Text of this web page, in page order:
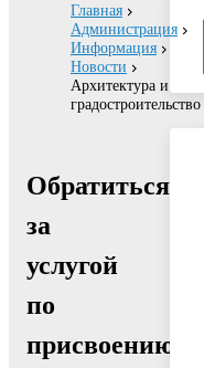
Главная
Администрация
Информация
Новости
Архитектура и
градостроительство
Обратиться
за
услугой
по
присвоению